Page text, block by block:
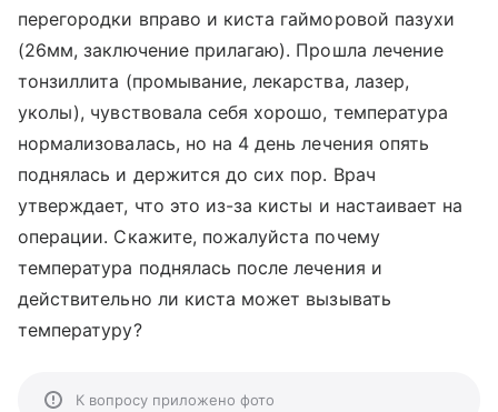
перегородки вправо и киста гайморовой пазухи
(26мм, заключение прилагаю). Прошла лечение
тонзиллита (промывание, лекарства, лазер,
уколы), чувствовала себя хорошо, температура
нормализовалась, но на 4 день лечения опять
поднялась и держится до сих пор. Врач
утверждает, что это из-за кисты и настаивает на
операции. Скажите, пожалуйста почему
температура поднялась после лечения и
действительно ли киста может вызывать
температуру?
К вопросу приложено фото